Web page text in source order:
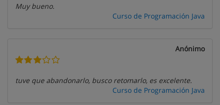
Muy bueno.
Curso de Programación Java
Anónimo
tuve que abandonarlo, busco retomarlo, es excelente.
Curso de Programación Java